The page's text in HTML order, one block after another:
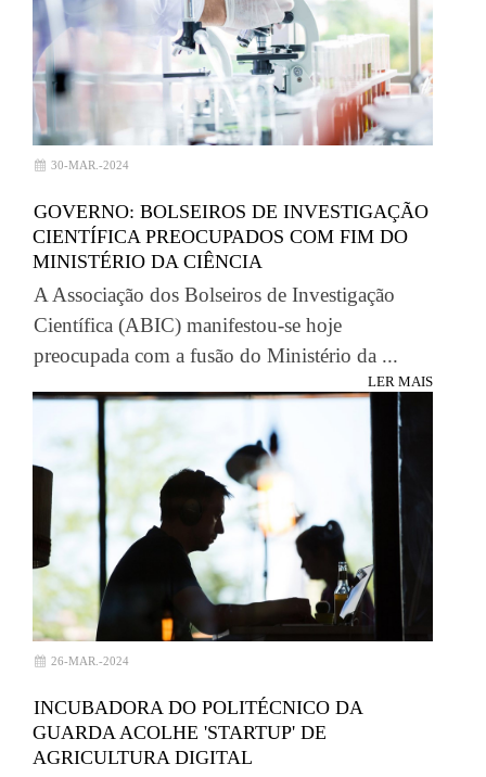
30-MAR.-2024
GOVERNO: BOLSEIROS DE INVESTIGAÇÃO
CIENTÍFICA PREOCUPADOS COM FIM DO
MINISTÉRIO DA CIÊNCIA
A Associação dos Bolseiros de Investigação
Científica (ABIC) manifestou-se hoje
preocupada com a fusão do Ministério da ...
LER MAIS
26-MAR.-2024
INCUBADORA DO POLITÉCNICO DA
GUARDA ACOLHE 'STARTUP' DE
AGRICULTURA DIGITAL